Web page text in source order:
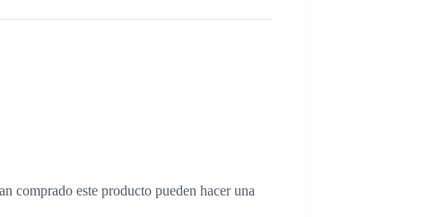
comprado este producto pueden hacer una